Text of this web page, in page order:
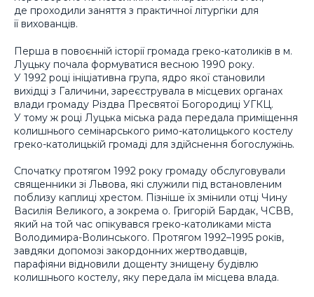
де проходили заняття з практичної літургіки для
її вихованців.
Перша в повоєнній історії громада греко-католиків в м.
Луцьку почала формуватися весною 1990 року.
У 1992 році ініціативна група, ядро якої становили
вихідці з Галичини, зареєструвала в місцевих органах
влади громаду Різдва Пресвятої Богородиці УГКЦ.
У тому ж році Луцька міська рада передала приміщення
колишнього семінарського римо-католицького костелу
греко-католицькій громаді для здійснення богослужінь.
Спочатку протягом 1992 року громаду обслуговували
священники зі Львова, які служили під встановленим
поблизу каплиці хрестом. Пізніше їх змінили отці Чину
Василія Великого, а зокрема о. Григорій Бардак, ЧСВВ,
який на той час опікувався греко-католиками міста
Володимира-Волинського. Протягом 1992–1995 років,
завдяки допомозі закордонних жертводавців,
парафіяни відновили дощенту знищену будівлю
колишнього костелу, яку передала їм місцева влада.